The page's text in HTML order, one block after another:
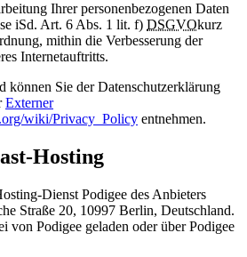
Ihrer personenbezogenen Daten
iSd. Art. 6 Abs. 1 lit. f) DSGVOkurz
, mithin die Verbesserung der
Internetauftritts.
können Sie der Datenschutzerklärung
Externer
wiki/Privacy_Policy entnehmen.
Hosting
Dienst Podigee des Anbieters
Straße 20, 10997 Berlin, Deutschland.
von Podigee geladen oder über Podigee